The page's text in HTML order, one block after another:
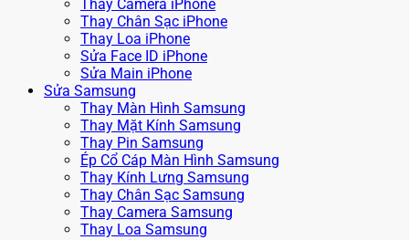
Thay Camera iPhone
Thay Chân Sạc iPhone
Thay Loa iPhone
Sửa Face ID iPhone
Sửa Main iPhone
Sửa Samsung
Thay Màn Hình Samsung
Thay Mặt Kính Samsung
Thay Pin Samsung
Ép Cổ Cáp Màn Hình Samsung
Thay Kính Lưng Samsung
Thay Chân Sạc Samsung
Thay Camera Samsung
Thay Loa Samsung